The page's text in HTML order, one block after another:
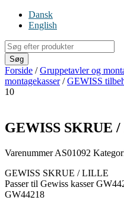
Dansk
English
Products
search
Søg
Forside /Gruppetavler og
montagekasser/GEWISS
10
GEWISS SKRUE
VarenummerAS01092
GEWISS SKRUE / LILLE
Passer til Gewiss kasser
GW44218